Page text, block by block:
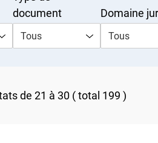
document
Tous
Domaine
Tous
de 21 à 30 ( total 199 )